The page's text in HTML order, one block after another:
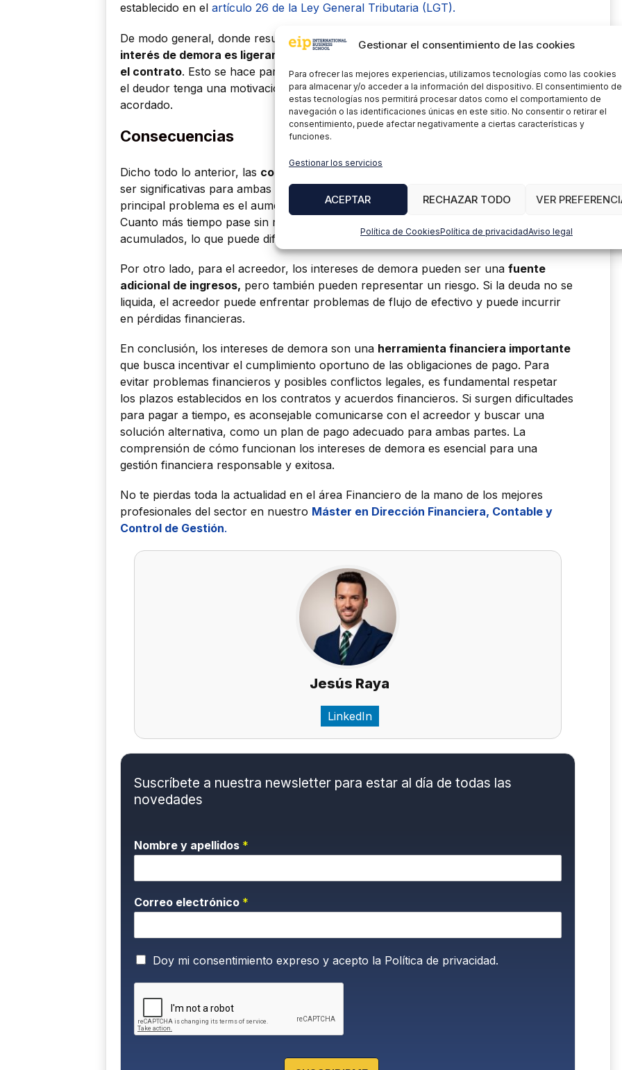
Gestionar el consentimiento de las cookies
Para ofrecer las mejores experiencias, utilizamos tecnologías como las cookies
para almacenar y/o acceder a la información del dispositivo. El consentimiento de
estas tecnologías nos permitirá procesar datos como el comportamiento de
navegación o las identificaciones únicas en este sitio. No consentir o retirar el
consentimiento, puede afectar negativamente a ciertas características y
funciones.
Gestionar los servicios
ACEPTAR RECHAZAR TODO VER
Política de CookiesPolítica de privacidadAviso legal
establecido en el artículo 26 de la Ley General Tributaria (LGT).
De modo general, donde resultase de aplicación este tipo de interés,
la tasa de
interés de demora es ligeramente superior a la tasa de interés normal pactada en
el contrato. Esto se hace para desincentivar el retraso en los pagos y asegurar que
el deudor tenga una motivación para cumplir con sus obligaciones en el tiempo
acordado.
Consecuencias
Dicho todo lo anterior, las consecuencias de no pagar una deuda a tiempo
ser significativas para ambas partes involucradas en el acuerdo. Para el deudor, el
principal problema es el aumento de la deuda debido a los intereses de demora.
Cuanto más tiempo pase sin realizar el pago, mayores serán los intereses
acumulados, lo que puede dificultar aún más la cancelación de la deuda.
Por otro lado, para el acreedor, los intereses de demora pueden ser una fuente
adicional de ingresos, pero también pueden representar un riesgo. Si la deuda no se
liquida, el acreedor puede enfrentar problemas de flujo de efectivo y puede incurrir
en pérdidas financieras.
En conclusión, los intereses de demora son una herramienta financiera importante
que busca incentivar el cumplimiento oportuno de las obligaciones de pago. Para
evitar problemas financieros y posibles conflictos legales, es fundamental respetar
los plazos establecidos en los contratos y acuerdos financieros. Si surgen dificultades
para pagar a tiempo, es aconsejable comunicarse con el acreedor y buscar una
solución alternativa, como un plan de pago adecuado para ambas partes. La
comprensión de cómo funcionan los intereses de demora es esencial para una
gestión financiera responsable y exitosa.
No te pierdas toda la actualidad en el área Financiero de la mano de los mejores
profesionales del sector en nuestro Máster en Dirección Financiera, Contable y
Control de Gestión.
Jesús Raya
LinkedIn
Suscríbete a nuestra newsletter para estar al día de todas las
novedades
Nombre y apellidos *
Correo electrónico *
P
l
Doy mi consentimiento expreso y acepto la Política de privacidad.